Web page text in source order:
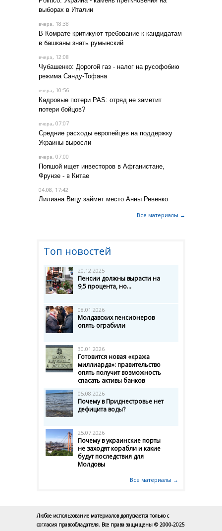
выборах в Италии
вчера, 18:38
В Комрате критикуют требование к кандидатам
в башканы знать румынский
вчера, 12:08
Чубашенко: Дорогой газ - налог на русофобию
режима Санду-Тофана
вчера, 10:56
Кадровые потери PAS: отряд не заметит
потери бойцов?
вчера, 07:07
Средние расходы европейцев на поддержку
Украины выросли
вчера, 07:00
Попшой ищет инвесторов в Афганистане,
Фрунзе - в Китае
04.08, 17:42
Лилиана Вицу займет место Анны Ревенко
Все материалы →
Топ новостей
20.12.2025
Пенсии должны вырасти на
9,5 процента, но...
08.01.2026
Молдавских пенсионеров
опять ограбили
30.01.2026
Готовится новая «кража
миллиарда»: правительство
опять получит возможность
спасать активы банков
05.08.2026
Почему в Приднестровье нет
дефицита воды?
25.07.2026
Почему в украинские порты
не заходят корабли и какие
будут последствия для
Молдовы
Все материалы →
Любое использование материалов допускается только с
согласия правообладателя. Все права защищены © 2000-2025